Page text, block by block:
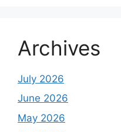
Archives
July 2026
June 2026
May 2026